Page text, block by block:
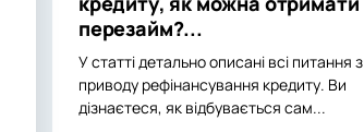
перезайм?...
У статті детально описані всі питання з
приводу рефінансування кредиту. Ви
дізнаєтеся, як відбувається сам...